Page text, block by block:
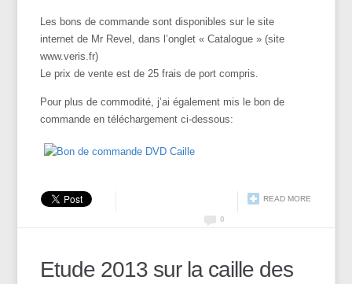
Les bons de commande sont disponibles sur le site
internet de Mr Revel, dans l’onglet « Catalogue » (site
www.veris.fr)
Le prix de vente est de 25 frais de port compris.
Pour plus de commodité, j’ai également mis le bon de
commande en téléchargement ci-dessous:
READ MORE
0
Etude 2013 sur la caille des